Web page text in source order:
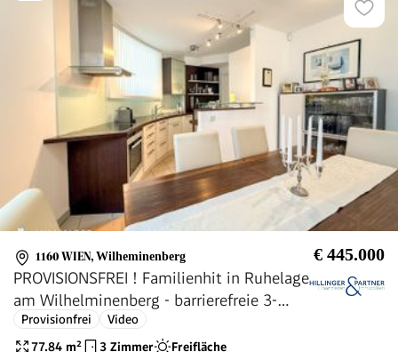
1160 WIEN, Wilheminenberg € 445.000
PROVISIONSFREI ! Familienhit in Ruhelage
am Wilhelminenberg - barrierefreie 3-
Zimmer
Provisionfrei
Video
77.84 m² 3 Zimmer Freifläche